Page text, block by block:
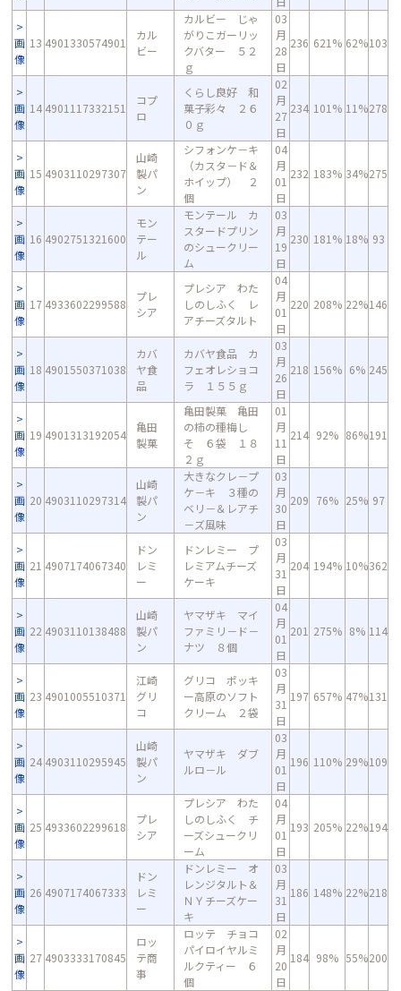
画
像
13 4901330574901
カル
ビー
カルビー じゃ
がりこガーリッ
クバター ５２
ｇ
03
月
28
日
236 621% 62%103
画
像
14 4901117332151
コプ
ロ
くらし良好 和
菓子彩々 ２６
０ｇ
02
月
27
日
234 101% 11%278
画
像
15 4903110297307
山崎
製パ
ン
シフォンケ－キ
（カスタ－ド＆
ホイップ） ２
個
04
月
01
日
232 183% 34%275
画
像
16 4902751321600
モン
テー
ル
モンテール カ
スタードプリン
のシュークリー
ム
03
月
19
日
230 181% 18% 93
画
像
17 4933602299588
プレ
シア
プレシア わた
しのしふく レ
アチーズタルト
04
月
01
日
220 208% 22%146
画
像
18 4901550371038
カバ
ヤ食
品
カバヤ食品 カ
フェオレショコ
ラ １５５ｇ
03
月
26
日
218 156% 6% 245
画
像
19 4901313192054
亀田
製菓
亀田製菓 亀田
の柿の種梅し
そ ６袋 １８
２ｇ
01
月
11
日
214 92% 86%191
画
像
20 4903110297314
山崎
製パ
ン
大きなクレ－プ
ケ－キ ３種の
ベリ－＆レアチ
－ズ風味
03
月
30
日
209 76% 25% 97
画
像
21 4907174067340
ドン
レミ
ー
ドンレミー プ
レミアムチーズ
ケーキ
03
月
31
日
204 194% 10%362
画
像
22 4903110138488
山崎
製パ
ン
ヤマザキ マイ
ファミリ－ド－
ナツ ８個
04
月
01
日
201 275% 8% 114
画
像
23 4901005510371
江崎
グリ
コ
グリコ ポッキ
ー高原のソフト
クリーム ２袋
03
月
31
日
197 657% 47%131
画
像
24 4903110295945
山崎
製パ
ン
ヤマザキ ダブ
ルロ－ル
03
月
01
日
196 110% 29%109
画
像
25 4933602299618
プレ
シア
プレシア わた
しのしふく チ
ーズシュークリ
ーム
04
月
01
日
193 205% 22%194
画
像
26 4907174067333
ドン
レミ
ー
ドンレミー オ
レンジタルト＆
ＮＹチーズケー
キ
03
月
31
日
186 148% 22%218
画
像
27 4903333170845
ロッ
テ商
事
ロッテ チョコ
パイロイヤルミ
ルクティー ６
個
02
月
20
日
184 98% 55%200